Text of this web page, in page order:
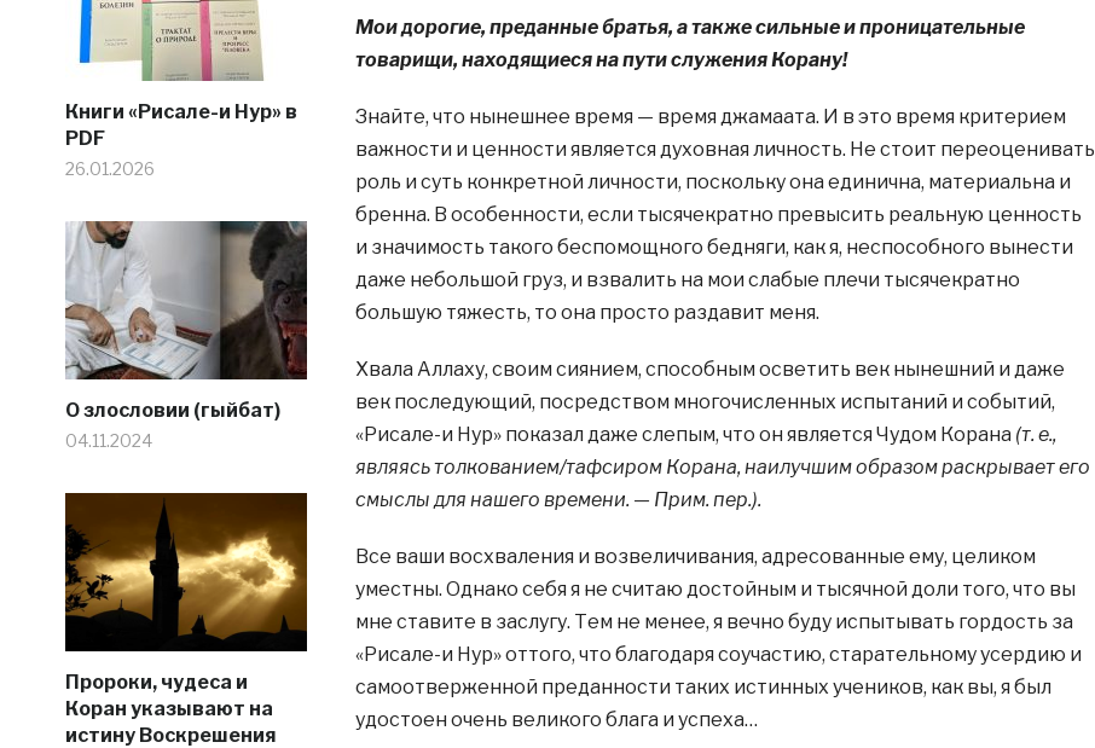
Книги «Рисале-и Нур» в
PDF
26.01.2026
О злословии (гыйбат)
04.11.2024
Пророки, чудеса и
Коран указывают на
истину Воскрешения
Мои дорогие, преданные братья, а также сильные и проницательные
товарищи, находящиеся на пути служения Корану!
Знайте, что нынешнее время — время джамаата. И в это время критерием
важности и ценности является духовная личность. Не стоит переоценивать
роль и суть конкретной личности, поскольку она единична, материальна и
бренна. В особенности, если тысячекратно превысить реальную ценность
и значимость такого беспомощного бедняги, как я, неспособного вынести
даже небольшой груз, и взвалить на мои слабые плечи тысячекратно
бо‌льшую тяжесть, то она просто раздавит меня.
Хвала Аллаху, своим сиянием, способным осветить век нынешний и даже
век последующий, посредством многочисленных испытаний и событий,
«Рисале-и Нур» показал даже слепым, что он является Чудом Корана (т. е.,
являясь толкованием/тафсиром Корана, наилучшим образом раскрывает его
смыслы для нашего времени. — Прим. пер.).
Все ваши восхваления и возвеличивания, адресованные ему, целиком
уместны. Однако себя я не считаю достойным и тысячной доли того, что вы
мне ставите в заслугу. Тем не менее, я вечно буду испытывать гордость за
«Рисале-и Нур» оттого, что благодаря соучастию, старательному усердию и
самоотверженной преданности таких истинных учеников, как вы, я был
удостоен очень великого блага и успеха…